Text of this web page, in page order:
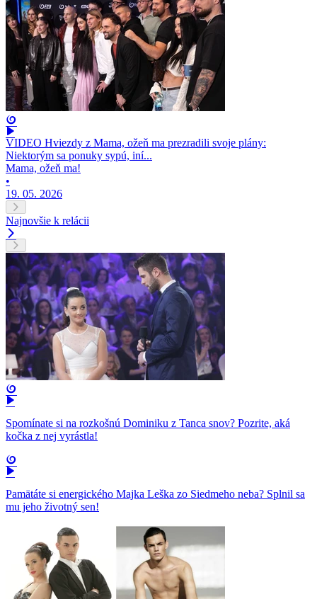
VIDEO Hviezdy z Mama, ožeň ma prezradili svoje plány:
Niektorým sa ponuky sypú, iní...
Mama, ožeň ma!
•
19. 05. 2026
Najnovšie k relácii
Spomínate si na rozkošnú Dominiku z Tanca snov? Pozrite, aká
kočka z nej vyrástla!
Pamätáte si energického Majka Leška zo Siedmeho neba? Splnil sa
mu jeho životný sen!